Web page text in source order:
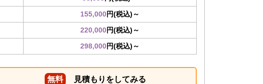
155,000円(税込)～
220,000円(税込)～
298,000円(税込)～
無料 見積もりをしてみる